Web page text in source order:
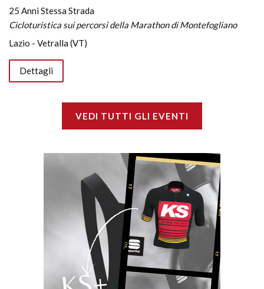
25 Anni Stessa Strada
Cicloturistica sui percorsi della Marathon di Montefogliano
Lazio - Vetralla (VT)
Dettagli
VEDI TUTTI GLI EVENTI